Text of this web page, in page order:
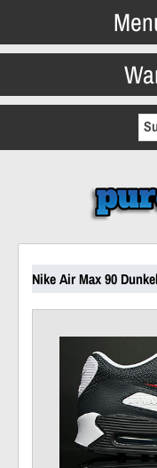
Nike Air Max 90